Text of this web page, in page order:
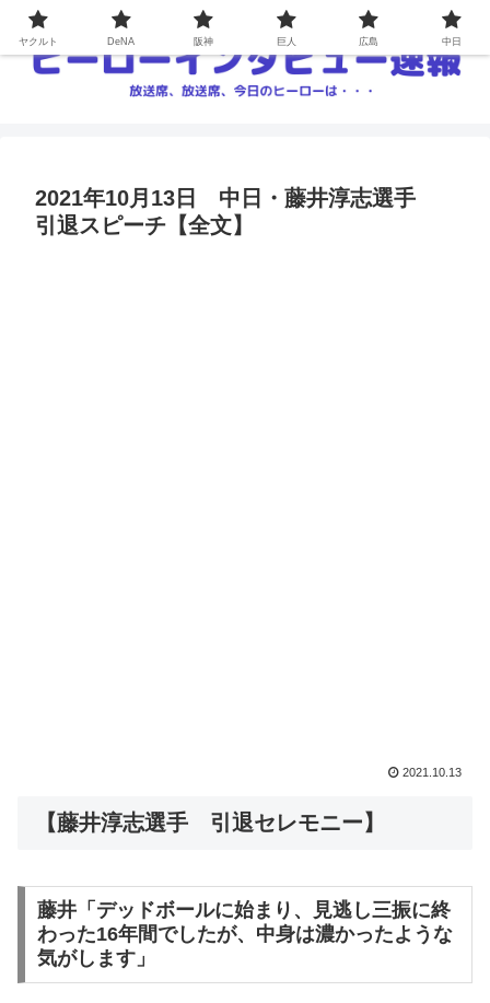
2021年10月13日 中日・藤井淳志選手
引退スピーチ【全文】
2021.10.13
【藤井淳志選手 引退セレモニー】
藤井「デッドボールに始まり、見逃し三振に終
わった16年間でしたが、中身は濃かったような
気がします」
ヤクルト DeNA 阪神 巨人 広島 中日